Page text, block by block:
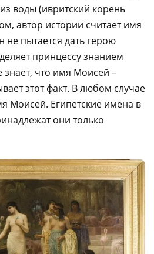
воды (ивритский корень
автор истории считает имя
пытается дать герою
принцессу знанием
знает, что имя Моисей –
этот факт. В любом случае
Моисей. Египетские имена в
они только